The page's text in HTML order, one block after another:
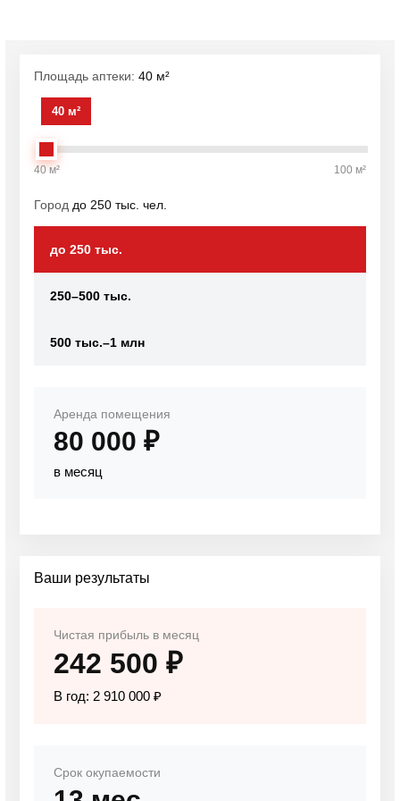
Площадь аптеки: 40 м²
40 м²
40 м² 100 м²
Город до 250 тыс. чел.
до 250 тыс.
250–500 тыс.
500 тыс.–1 млн
Аренда помещения
80 000 ₽
в месяц
Ваши результаты
Чистая прибыль в месяц
242 500 ₽
В год: 2 910 000 ₽
Срок окупаемости